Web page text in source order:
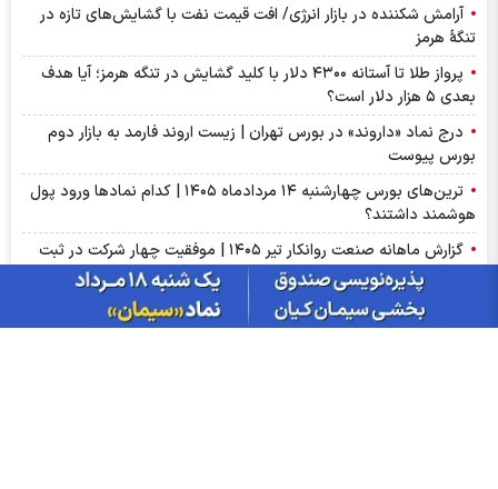
آرامش شکننده در بازار انرژی/ افت قیمت نفت با گشایش‌های تازه در
تنگۀ هرمز
پرواز طلا تا آستانه ۴۳۰۰ دلار با کلید گشایش در تنگه هرمز؛ آیا هدف
بعدی ۵ هزار دلار است؟
درج نماد «داروند» در بورس تهران | زیست اروند فارمد به بازار دوم
بورس پیوست
ترین‌های بورس چهارشنبه ۱۴ مردادماه ۱۴۰۵ | کدام نماد‌ها ورود پول
هوشمند داشتند؟
گزارش ماهانه صنعت روانکار تیر ۱۴۰۵ | موفقیت چهار شرکت در ثبت
رکورد تاریخی
پذیره‌نویسی صندوق نقره «سیان» از ۱۸ مرداد | جزئیات یازدهمین
صندوق نقره بورس کالا